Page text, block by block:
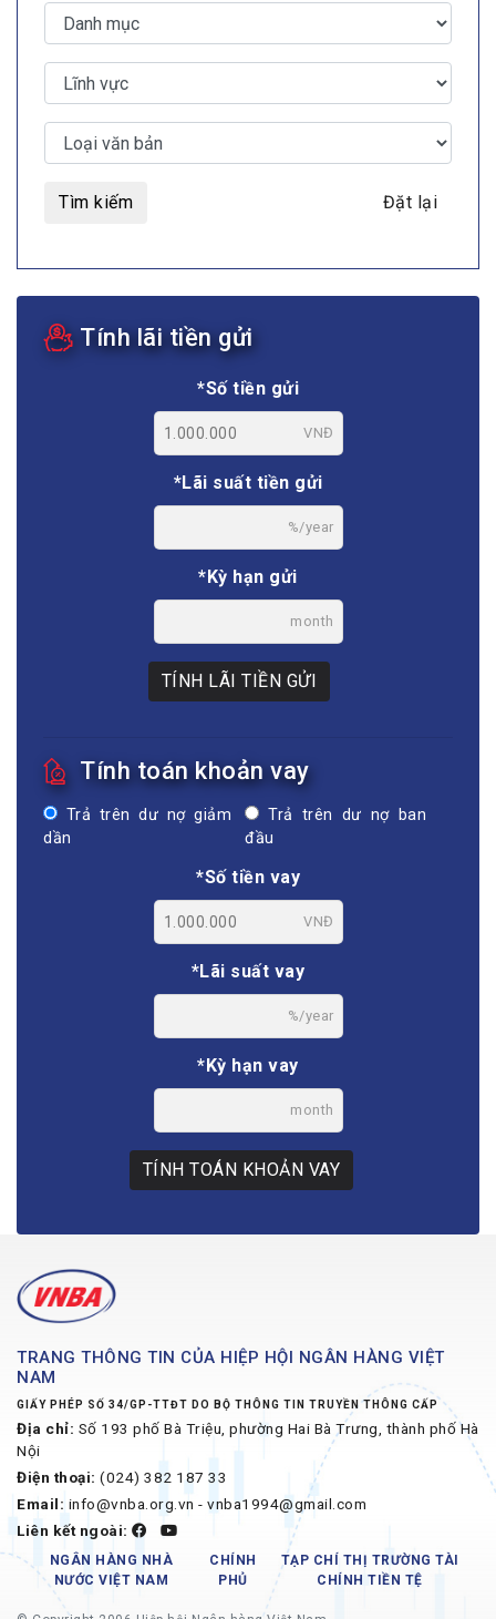
Tìm kiếm Đặt lại
Tính lãi tiền gửi
*Số tiền gửi
VNĐ
*Lãi suất tiền gửi
%/year
*Kỳ hạn gửi
month
TÍNH LÃI TIỀN GỬI
Tính toán khoản vay
Trả trên dư nợ giảm
dần
Trả trên dư nợ ban
đầu
*Số tiền vay
VNĐ
*Lãi suất vay
%/year
*Kỳ hạn vay
month
TÍNH TOÁN KHOẢN VAY
TRANG THÔNG TIN CỦA HIỆP HỘI NGÂN HÀNG VIỆT
NAM
GIẤY PHÉP SỐ 34/GP-TTĐT DO BỘ THÔNG TIN TRUYỀN THÔNG CẤP
Địa chỉ: Số 193 phố Bà Triệu, phường Hai Bà Trưng, thành phố Hà
Nội
Điện thoại: (024) 382 187 33
Email: info@vnba.org.vn - vnba1994@gmail.com
Liên kết ngoài:
NGÂN HÀNG NHÀ
NƯỚC VIỆT NAM
CHÍNH
PHỦ
TẠP CHÍ THỊ TRƯỜNG TÀI
CHÍNH TIỀN TỆ